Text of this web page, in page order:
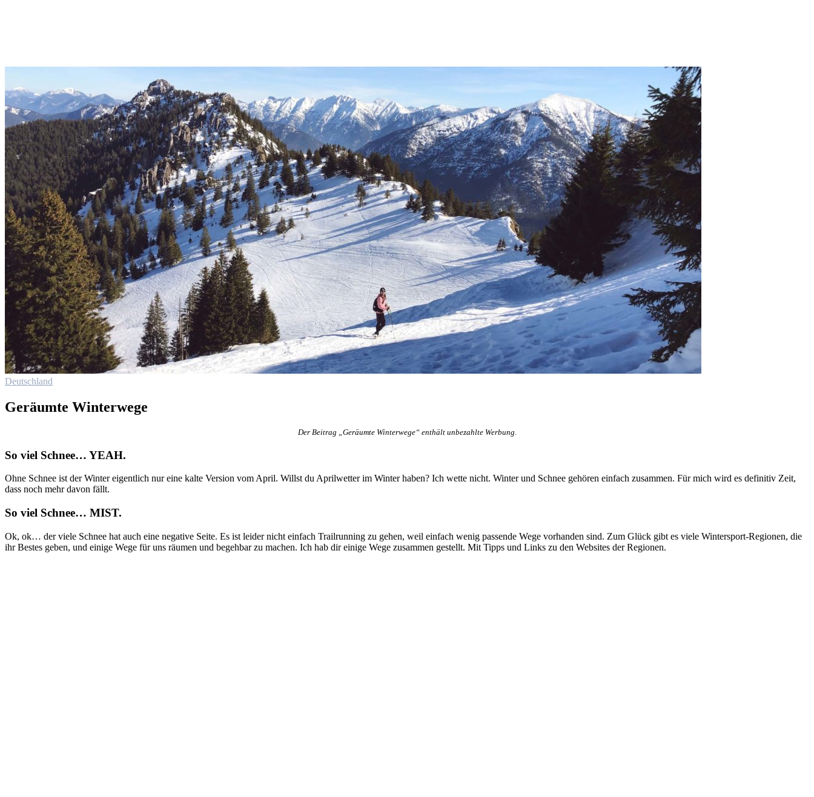
Deutschland
Geräumte Winterwege
Der Beitrag „Geräumte Winterwege“ enthält unbezahlte Werbung
So viel Schnee… YEAH.
Ohne Schnee ist der Winter eigentlich nureine kalte Version vom April. Willst du Aprilwetter im Winterhaben? Ich wette nicht. Winter und Schnee gehören einfach zusammen. Für mich wird es definitiv Zeit,
dass noch mehr davon fällt.
So viel Schnee… MIST.
Ok, ok… der viele Schnee hat auch eine negative Seite. Es ist leider nicht einfach Trailrunning zu gehen, weil einfach wenig passende Wege vorhanden sind. Zum Glück gibt es viele Wintersport-Regionen, die
ihr Bestes geben, und einige Wege für uns räumen und begehbar zu machen. Ich hab dir einige Wege zusammen gestellt. Mit Tipps und Links zu den Websites der Regionen.